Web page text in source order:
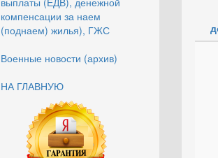
компенсации за наем
(поднаем) жилья), ГЖС
Военные новости (архив)
НА ГЛАВНУЮ